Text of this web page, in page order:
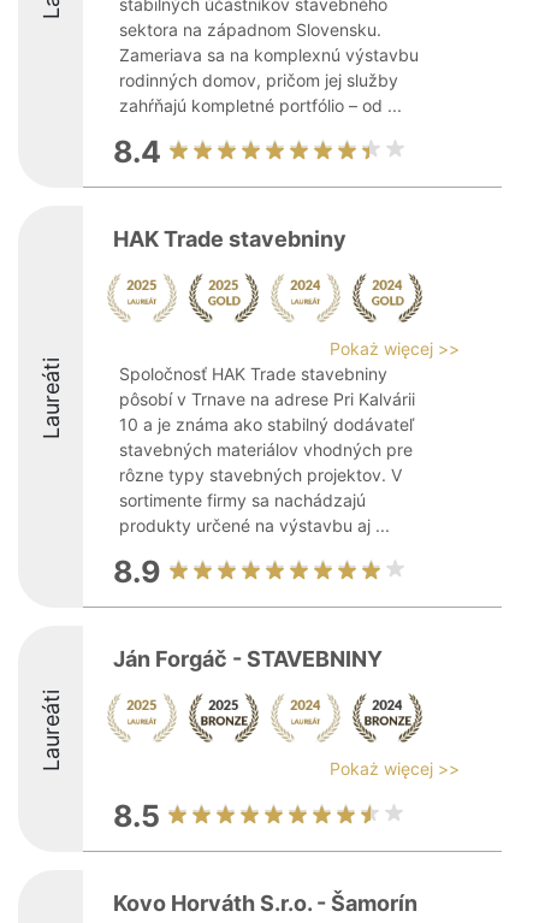
stabilných účastníkov stavebného
sektora na západnom Slovensku.
Zameriava sa na komplexnú výstavbu
rodinných domov, pričom jej služby
zahŕňajú kompletné portfólio – od ...
8.4
Laureáti
HAK Trade stavebniny
Pokaż więcej >>
Spoločnosť HAK Trade stavebniny
pôsobí v Trnave na adrese Pri Kalvárii
10 a je známa ako stabilný dodávateľ
stavebných materiálov vhodných pre
rôzne typy stavebných projektov. V
sortimente firmy sa nachádzajú
produkty určené na výstavbu aj ...
8.9
Laureáti
Ján Forgáč - STAVEBNINY
Pokaż więcej >>
8.5
Kovo Horváth S.r.o. - Šamorín